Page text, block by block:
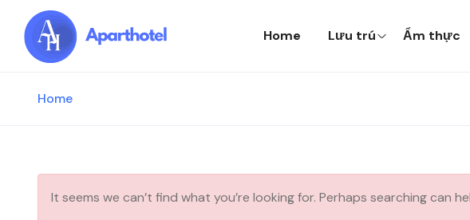
Home Lưu trú Ẩm thực
Home
It seems we can’t find what you’re looking for. Perhaps searching can